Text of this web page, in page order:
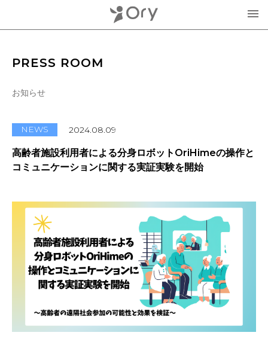
分身ロボットOriHime
意思伝達装置
OriHimeを活用したイベント企画
人材紹介FLEMEE
分身ロボットカフェ
オリィ研究所について
ミッション
メンバー紹介
会社概要
採用情報
お問合せ・お見積り
お申込み
アクセス
PRESS ROOM
お知らせ
NEWS 2024.08.09
高齢者施設利用者による分身ロボットOriHimeの操作と
コミュニケーションに関する実証実験を開始